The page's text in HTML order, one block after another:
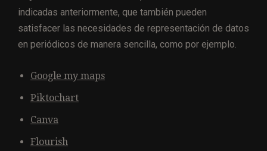
indicadas anteriormente, que también pueden
satisfacer las necesidades de representación de datos
en periódicos de manera sencilla, como por ejemplo.
Google my maps
Piktochart
Canva
Flourish